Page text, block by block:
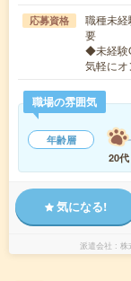
応募資格
職種未経
要
◆未経験
気軽に
職場の雰囲気
年齢層
20代
気になる!
派遣会社 株